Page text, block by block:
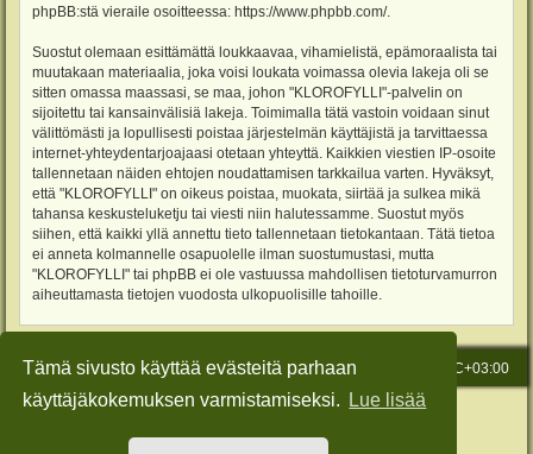
Tämä sivusto käyttää evästeitä parhaan
käyttäjäkokemuksen varmistamiseksi.
Lue lisää
phpBB:stä vieraile osoitteessa: https://www.phpbb.com/.
Suostut olemaan esittämättä loukkaavaa, vihamielistä, epämoraalista tai
muutakaan materiaalia, joka voisi loukata voimassa olevia lakeja oli se
sitten omassa maassasi, se maa, johon "KLOROFYLLI"-palvelin on
sijoitettu tai kansainvälisiä lakeja. Toimimalla tätä vastoin voidaan sinut
välittömästi ja lopullisesti poistaa järjestelmän käyttäjistä ja tarvittaessa
internet-yhteydentarjoajaasi otetaan yhteyttä. Kaikkien viestien IP-osoite
tallennetaan näiden ehtojen noudattamisen tarkkailua varten. Hyväksyt,
että "KLOROFYLLI" on oikeus poistaa, muokata, siirtää ja sulkea mikä
tahansa keskusteluketju tai viesti niin halutessamme. Suostut myös
siihen, että kaikki yllä annettu tieto tallennetaan tietokantaan. Tätä tietoa
ei anneta kolmannelle osapuolelle ilman suostumustasi, mutta
"KLOROFYLLI" tai phpBB ei ole vastuussa mahdollisen tietoturvamurron
aiheuttamasta tietojen vuodosta ulkopuolisille tahoille.
Etusivu Kaikki ajat ovat UTC+03:00
Viesti Ylläpidolle
Keskustelufoorumin ohjelmistophpBB® Forum Software © phpBB Limited